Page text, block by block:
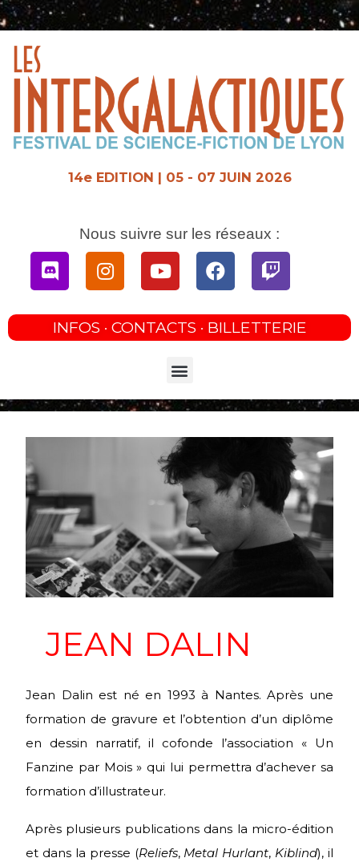
Aller
au
14e EDITION | 05 - 07 JUIN 2026
Nous suivre sur les réseaux :
DiscordInstagramYoutubeFacebookTwitch
INFOS · CONTACTS · BILLETTERIE
Menu
JEAN DALIN
Jean Dalin est né en 1993 à Nantes. Après une
formation de gravure et l’obtention d’un diplôme
en dessin narratif, il cofonde l’association « Un
Fanzine par Mois » qui lui permettra d’achever sa
formation d’illustrateur.
Après plusieurs publications dans la micro-édition
et dans la presse (Reliefs, Metal Hurlant, Kiblind), il